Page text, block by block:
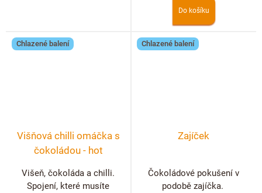
Do košíku
Chlazené balení
Višňová chilli omáčka s
čokoládou - hot
Višeň, čokoláda a chilli.
Spojení, které musíte
Chlazené balení
Zajíček
Čokoládové pokušení v
podobě zajíčka.